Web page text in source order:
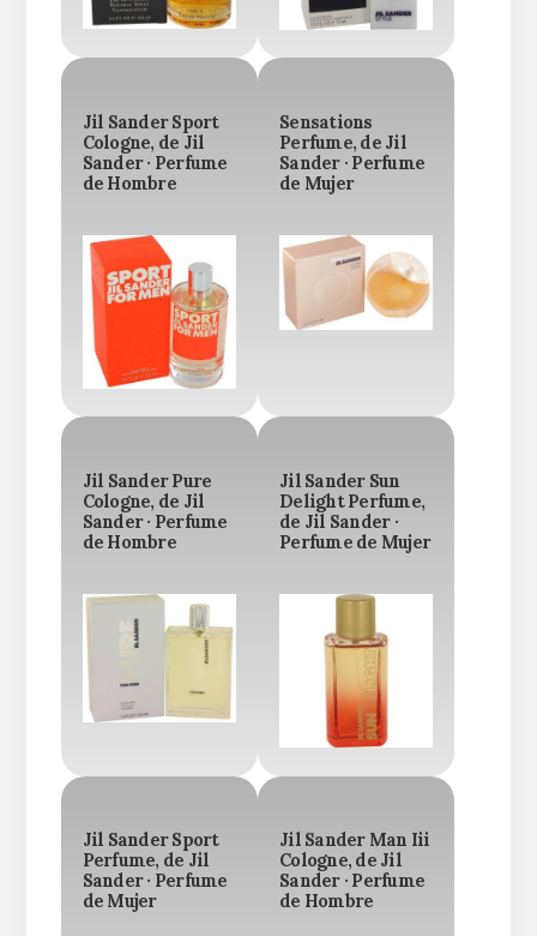
Jil Sander Sport
Cologne, de Jil
Sander · Perfume
de Hombre
Sensations
Perfume, de Jil
Sander · Perfume
de Mujer
Jil Sander Pure
Cologne, de Jil
Sander · Perfume
de Hombre
Jil Sander Sun
Delight Perfume,
de Jil Sander ·
Perfume de Mujer
Jil Sander Sport
Perfume, de Jil
Sander · Perfume
de Mujer
Jil Sander Man Iii
Cologne, de Jil
Sander · Perfume
de Hombre